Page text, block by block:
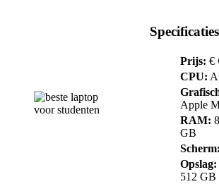
Specificaties
Prijs: €
CPU:
Apple
RAM:
GB
Scherm:
Opslag:
512 GB